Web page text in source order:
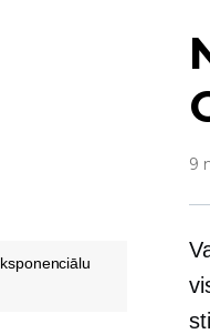
9